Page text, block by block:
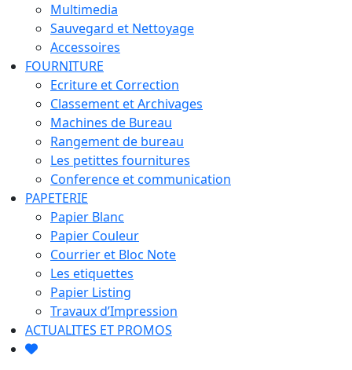
Multimedia
Sauvegard et Nettoyage
Accessoires
FOURNITURE
Ecriture et Correction
Classement et Archivages
Machines de Bureau
Rangement de bureau
Les petittes fournitures
Conference et communication
PAPETERIE
Papier Blanc
Papier Couleur
Courrier et Bloc Note
Les etiquettes
Papier Listing
Travaux d’Impression
ACTUALITES ET PROMOS